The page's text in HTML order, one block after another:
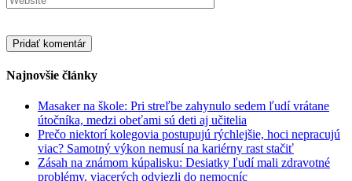
Najnovšie články
Masaker na škole: Pri streľbe zahynulo sedem ľudí vrátane
útočníka, medzi obeťami sú deti aj učitelia
Prečo niektorí kolegovia postupujú rýchlejšie, hoci nepracujú
viac? Samotný výkon nemusí na kariérny rast stačiť
Zásah na známom kúpalisku: Desiatky ľudí mali zdravotné
problémy, viacerých odviezli do nemocníc